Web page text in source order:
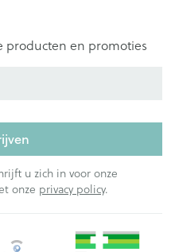
producten en promoties
u zich in voor onze
onze privacy policy.